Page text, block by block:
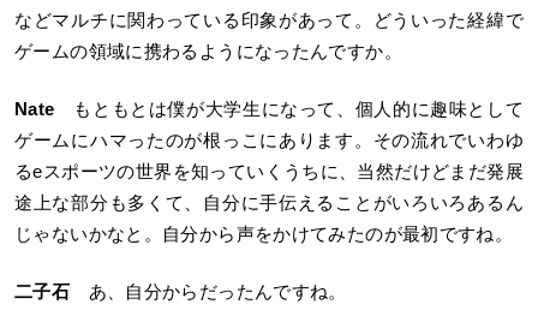
などマルチに関わっている印象があって。どういった経緯で
ゲームの領域に携わるようになったんですか。
Nate もともとは僕が大学生になって、個人的に趣味として
ゲームにハマったのが根っこにあります。その流れでいわゆ
るeスポーツの世界を知っていくうちに、当然だけどまだ発展
途上な部分も多くて、自分に手伝えることがいろいろあるん
じゃないかなと。自分から声をかけてみたのが最初ですね。
二子石 あ、自分からだったんですね。